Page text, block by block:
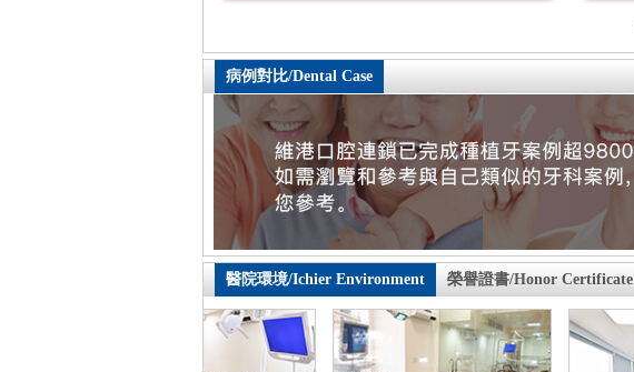
病例對比/Dental Case
醫院環境/Ichier Environment 榮譽證書/Honor Certificate